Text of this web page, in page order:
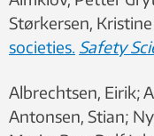
Størkersen, Kristine
societies. Safety
Albrechtsen, Eirik;
Antonsen, Stian;